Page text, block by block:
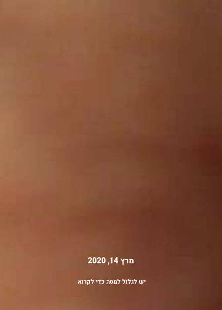
מרץ 14, 2020
יש לגלול למטה כדי לקרוא